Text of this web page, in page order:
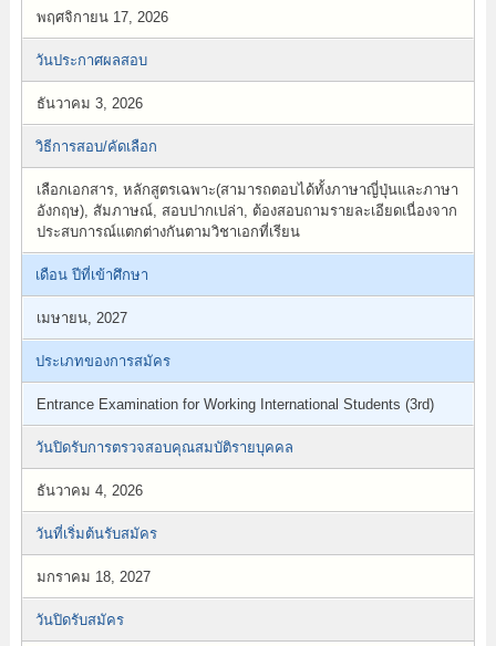
พฤศจิกายน 17, 2026
วันประกาศผลสอบ
ธันวาคม 3, 2026
วิธีการสอบ/คัดเลือก
เลือกเอกสาร, หลักสูตรเฉพาะ(สามารถตอบได้ทั้งภาษาญี่ปุ่นและภาษา
อังกฤษ), สัมภาษณ์, สอบปากเปล่า, ต้องสอบถามรายละเอียดเนื่องจาก
ประสบการณ์แตกต่างกันตามวิชาเอกที่เรียน
เดือน ปีที่เข้าศึกษา
เมษายน, 2027
ประเภทของการสมัคร
Entrance Examination for Working International Students (3rd)
วันปิดรับการตรวจสอบคุณสมบัติรายบุคคล
ธันวาคม 4, 2026
วันที่เริ่มต้นรับสมัคร
มกราคม 18, 2027
วันปิดรับสมัคร